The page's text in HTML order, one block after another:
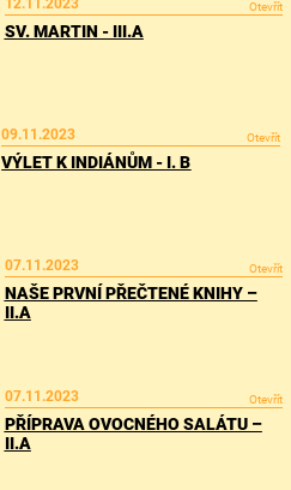
12.11.2023 Otevřít
SV. MARTIN - III.A
09.11.2023 Otevřít
VÝLET K INDIÁNŮM - I. B
07.11.2023 Otevřít
NAŠE PRVNÍ PŘEČTENÉ KNIHY –
II.A
07.11.2023 Otevřít
PŘÍPRAVA OVOCNÉHO SALÁTU –
II.A